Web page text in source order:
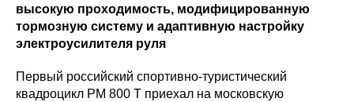
высокую проходимость, модифицированную
тормозную систему и адаптивную настройку
электроусилителя руля
Первый российский спортивно-туристический
квадроцикл РМ 800 Т приехал на московскую